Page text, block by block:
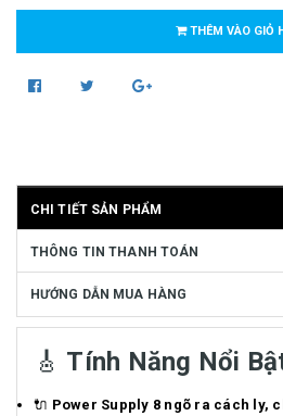
THÊM VÀO GIỎ
CHI TIẾT SẢN PHẨM
THÔNG TIN THANH TOÁN
HƯỚNG DẪN MUA HÀNG
🎸 Tính Năng Nổi
🔌 Power Supply 8 ngõ ra cách ly,